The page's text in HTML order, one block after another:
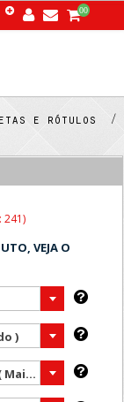
00
e rótulos /
241)
VEJA O
)
Adesivo Papel Couche ( Mais vendido )